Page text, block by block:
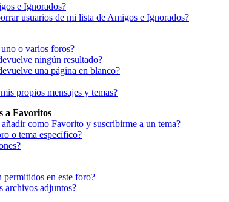
e Ignorados?
usuarios de mi lista de Amigos e Ignorados?
o varios foros?
ningún resultado?
una página en blanco?
propios mensajes y temas?
a Favoritos
como Favorito y suscribirme a un tema?
o tema específico?
permitidos en este foro?
archivos adjuntos?